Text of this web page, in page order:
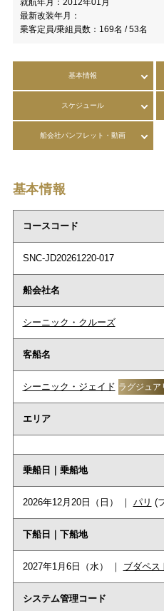
就航年月： 2012年01月
最新改装年月：
乗客定員/乗組員数： 169名 / 53名
基本情報
スケジュール
船会社パンフレット・動画
基本情報
コースコード
SNC-JD20261220-017
船会社名
シーニック・クルーズ
客船名
シーニック・ジェイド ラグジュア
エリア
乗船日｜乗船地
2026年12月20日（日） ｜ パリ (
下船日｜下船地
2027年1月6日（水） ｜ ブダペス
システム管理コード